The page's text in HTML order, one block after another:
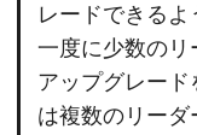
レードできるよ
一度に少数の
アップグレー
は複数のリーダ